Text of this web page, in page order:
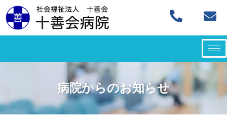
コ
ス
病院からのお知らせ